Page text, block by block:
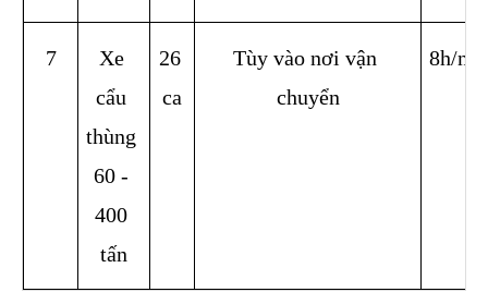
7
Xe
cẩu
thùng
60 -
400
tấn
26
ca
Tùy vào nơi vận
chuyển
8h/